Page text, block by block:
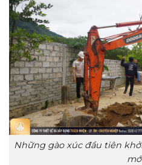
Những gào xúc đầu tiên